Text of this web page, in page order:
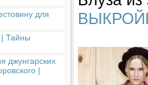
для
Тайны
джунгарских
|